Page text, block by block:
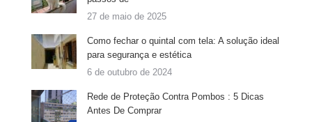
27 de maio de 2025
Como fechar o quintal com tela: A solução ideal
para segurança e estética
6 de outubro de 2024
Rede de Proteção Contra Pombos : 5 Dicas
Antes De Comprar